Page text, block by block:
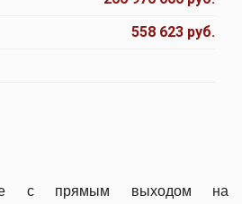
558 623 руб.
с прямым выходом на